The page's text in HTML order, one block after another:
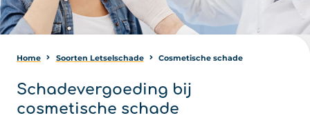
Home Soorten Letselschade Cosmetische schade
Schadevergoeding bij
cosmetische schade